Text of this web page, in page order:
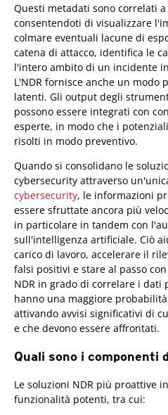
Questi metadati sono correlati
consentendoti di visualizzare
colmare eventuali lacune di
catena di attacco, identifica le
l'intero ambito di un incidente
L'NDR fornisce anche un modo
latenti. Gli output degli
possono essere integrati con
esperte, in modo che i
risolti in modo preventivo.
Quando si consolidano le
cybersecurity attraverso
cybersecurity, le informazioni
essere sfruttate ancora più
in particolare in tandem con
sull'intelligenza artificiale. Ciò
carico di lavoro, accelerare il
falsi positivi e stare al passo
NDR in grado di correlare i
hanno una maggiore
attivando avvisi significativi di
e che devono essere affrontati.
Quali sono i componenti
Le soluzioni NDR più proattive
funzionalità potenti, tra cui: